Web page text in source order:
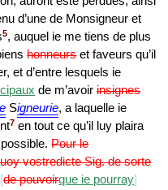
d’une de Monsigneur et
5, auquel ie me tiens de plus
honneurset faveurs qu’il
et d’entre lesquels ie
de m’avoirinsignes
Signeurie, a laquelle ie
7 en tout ce qu’il luy plaira
possible.Pour le
vostredicte Sig. de sorte
de pouvoirque ie pourray